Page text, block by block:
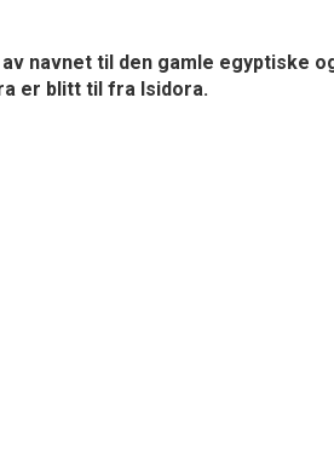
navnet til den gamle egyptiske
er blitt til fra Isidora.